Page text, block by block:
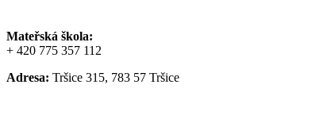
Mateřská škola:
+ 420 775 357 112
Adresa: Tršice 315, 783 57 Tršice